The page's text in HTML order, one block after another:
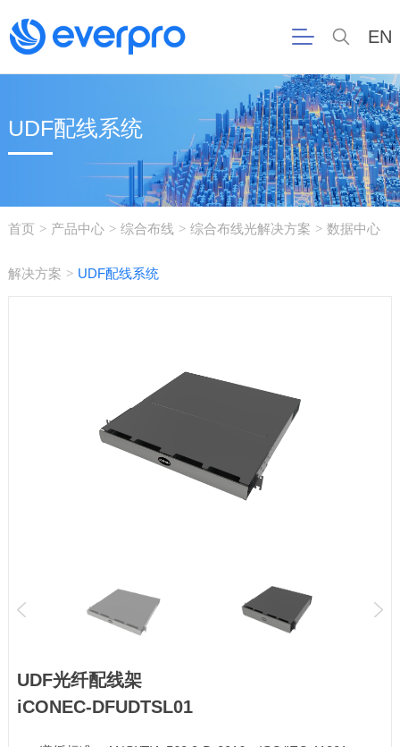
EN
UDF配线系统
首页 > 产品中心 > 综合布线 > 综合布线光解决方案 > 数据中心
解决方案 > UDF配线系统
UDF光纤配线架
iCONEC-DFUDTSL01